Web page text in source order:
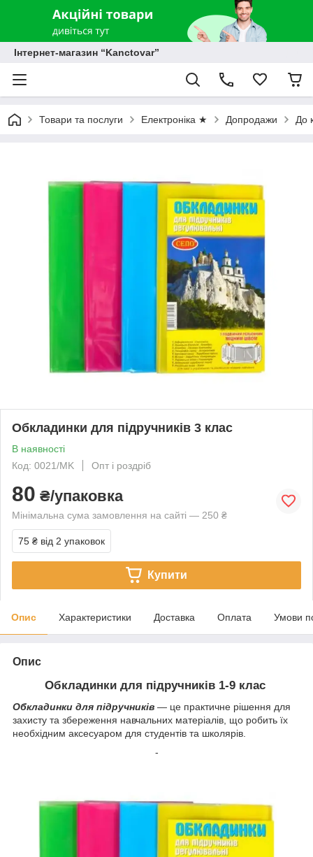
Інтернет-магазин “Kanctovar”
Товари та послуги Електроніка ★ Допродажи До
Обкладинки для підручників 3 клас
В наявності
Код: 0021/MK
Опт і роздріб
80 ₴/упаковка
Мінімальна сума замовлення на сайті — 250 ₴
75 ₴ від 2 упаковок
Купити
Опис Характеристики Доставка Оплата Умови
Опис
Обкладинки для підручників 1-9 клас
Обкладинки для підручників — це практичне рішення для
захисту та збереження навчальних матеріалів, що робить їх
необхідним аксесуаром для студентів та школярів.
-